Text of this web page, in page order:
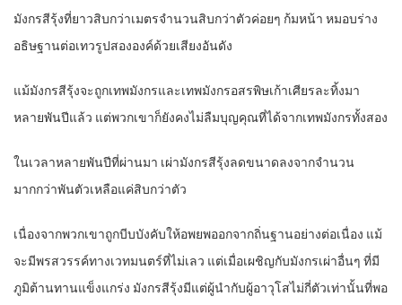
มังกรสีรุ้งที่ยาวสิบกว่าเมตรจำนวนสิบกว่าตัวค่อยๆ ก้มหน้า หมอบร่าง
อธิษฐานต่อเทวรูปสององค์ด้วยเสียงอันดัง
แม้มังกรสีรุ้งจะถูกเทพมังกรและเทพมังกรอสรพิษเก้าเศียรละทิ้งมา
หลายพันปีแล้ว แต่พวกเขาก็ยังคงไม่ลืมบุญคุณที่ได้จากเทพมังกรทั้งสอง
ในเวลาหลายพันปีที่ผ่านมา เผ่ามังกรสีรุ้งลดขนาดลงจากจำนวน
มากกว่าพันตัวเหลือแค่สิบกว่าตัว
เนื่องจากพวกเขาถูกบีบบังคับให้อพยพออกจากถิ่นฐานอย่างต่อเนื่อง แม้
จะมีพรสวรรค์ทางเวทมนตร์ที่ไม่เลว แต่เมื่อเผชิญกับมังกรเผ่าอื่นๆ ที่มี
ภูมิต้านทานแข็งแกร่ง มังกรสีรุ้งมีแต่ผู้นำกับผู้อาวุโสไม่กี่ตัวเท่านั้นที่พอ